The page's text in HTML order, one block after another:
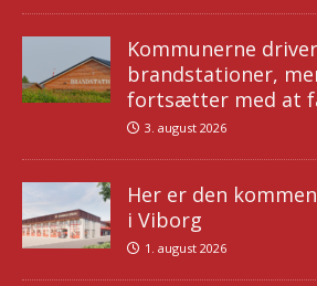
Kommunerne
brandstationer,
fortsætter med at
3. august 2026
Her er den
i Viborg
1. august 2026